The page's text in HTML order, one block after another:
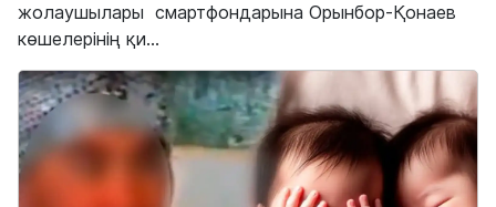
жолаушылары смартфондарына Орынбор-Қонаев
көшелерінің қи...